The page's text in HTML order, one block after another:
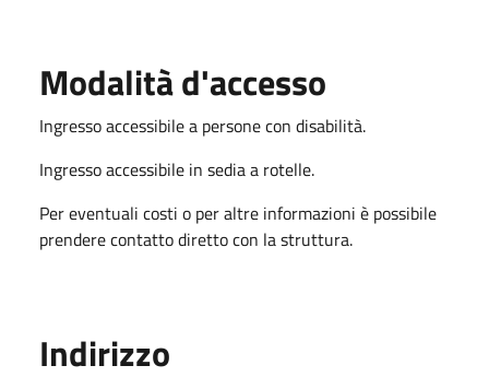
Modalità d'accesso
Ingresso accessibile a persone con disabilità.
Ingresso accessibile in sedia a rotelle.
Per eventuali costi o per altre informazioni è possibile
prendere contatto diretto con la struttura.
Indirizzo